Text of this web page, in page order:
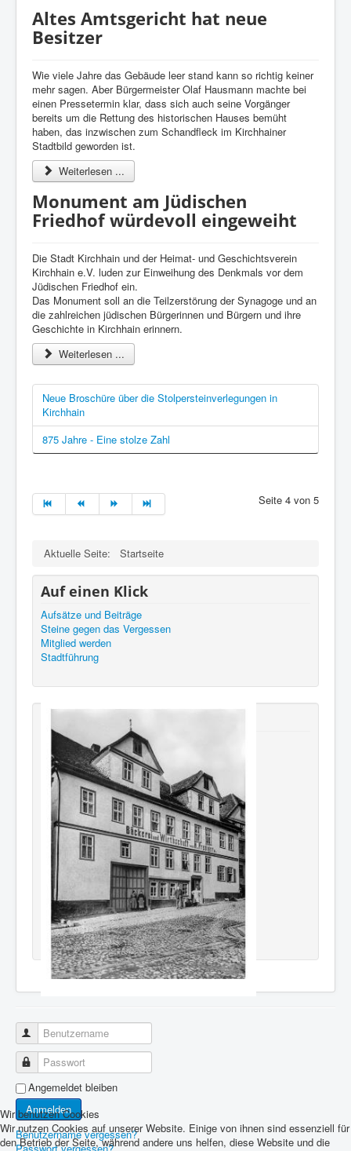
Altes Amtsgericht hat neue
Besitzer
Wie viele Jahre das Gebäude leer stand kann so richtig keiner
mehr sagen. Aber Bürgermeister Olaf Hausmann machte bei
einen Pressetermin klar, dass sich auch seine Vorgänger
bereits um die Rettung des historischen Hauses bemüht
haben, das inzwischen zum Schandfleck im Kirchhainer
Stadtbild geworden ist.
Weiterlesen ...
Monument am Jüdischen
Friedhof würdevoll eingeweiht
Die Stadt Kirchhain und der Heimat- und Geschichtsverein
Kirchhain e.V. luden zur Einweihung des Denkmals vor dem
Jüdischen Friedhof ein.
Das Monument soll an die Teilzerstörung der Synagoge und an
die zahlreichen jüdischen Bürgerinnen und Bürgern und ihre
Geschichte in Kirchhain erinnern.
Weiterlesen ...
Neue Broschüre über die Stolpersteinverlegungen in
Kirchhain
875 Jahre - Eine stolze Zahl
Seite 4 von 5
Aktuelle Seite: Startseite
Auf einen Klick
Aufsätze und Beiträge
Steine gegen das Vergessen
Mitglied werden
Stadtführung
Neu erschienen
Benutzername
Passwort
Angemeldet bleiben
Anmelden
Benutzername vergessen?
Passwort vergessen?
Wir benutzen Cookies
Wir nutzen Cookies auf unserer Website. Einige von ihnen sind essenziell für
den Betrieb der Seite, während andere uns helfen, diese Website und die